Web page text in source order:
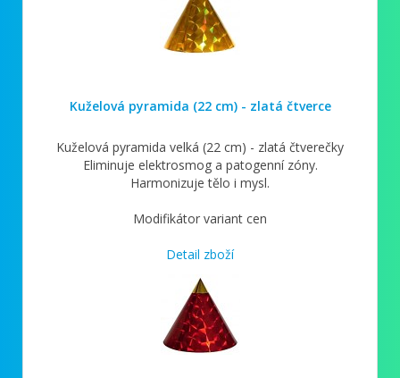
Kuželová pyramida (22 cm) - zlatá čtverce
Kuželová pyramida velká (22 cm) - zlatá čtverečky
Eliminuje elektrosmog a patogenní zóny.
Harmonizuje tělo i mysl.
Modifikátor variant cen
Detail zboží